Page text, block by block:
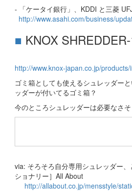
- 「ケータイ銀行」、KDDI と三菱
http://www.asahi.com/business/
■ KNOX
http://www.knox-japan.co.jp/
ゴミ箱としても使えるシュレッダー
ッダーが付いてるゴミ箱？
今のところシュレッダーは必要なさ
via: そろそろ自分専用シュレッダー
ショナリー］All About
http://allabout.co.jp/mensstyle/